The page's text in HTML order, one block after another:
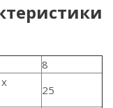
8
25